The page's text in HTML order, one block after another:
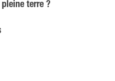
terre ?